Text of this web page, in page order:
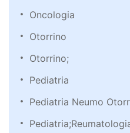
Oncologia
Otorrino
Otorrino;
Pediatria
Pediatria Neumo